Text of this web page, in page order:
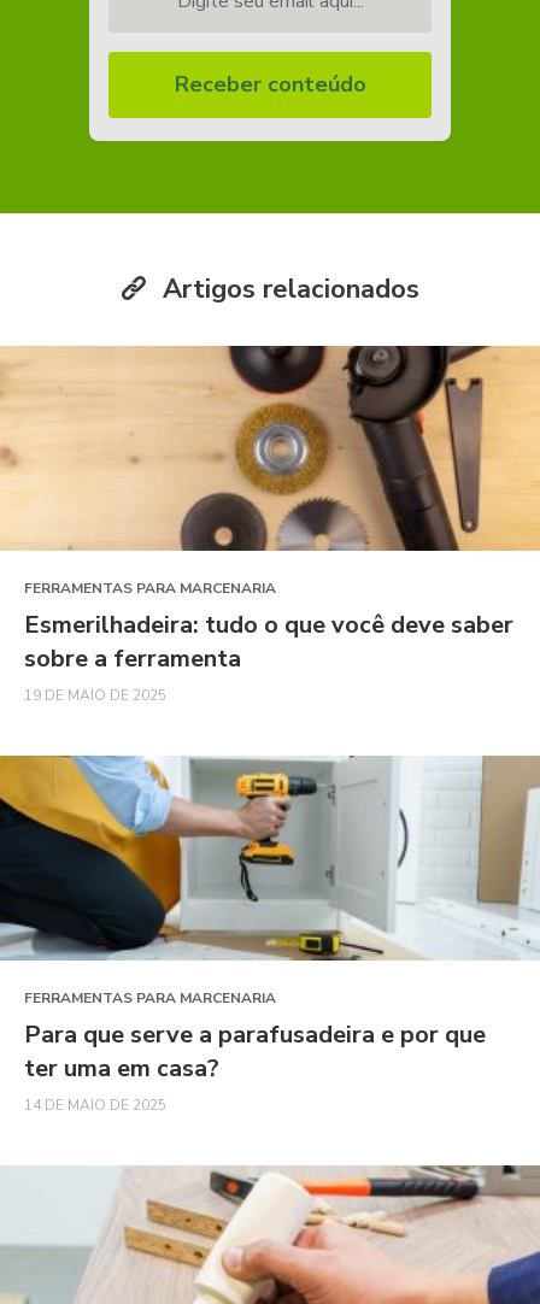
Receber conteúdo
Artigos relacionados
FERRAMENTAS PARA MARCENARIA
Esmerilhadeira: tudo o que você deve saber
sobre a ferramenta
19 DE MAIO DE 2025
FERRAMENTAS PARA MARCENARIA
Para que serve a parafusadeira e por que
ter uma em casa?
14 DE MAIO DE 2025